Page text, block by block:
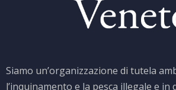
Siamo un’organizzazione di tutela
l’inquinamento e la pesca illegale e in